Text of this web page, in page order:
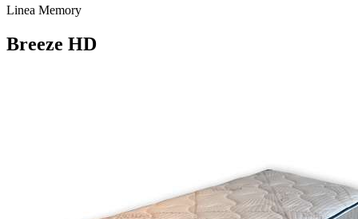
Linea Memory
Breeze HD